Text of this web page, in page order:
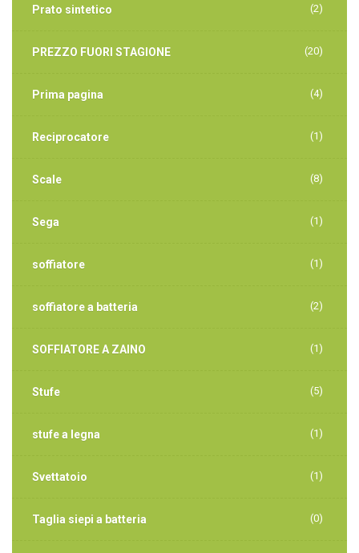
Prato sintetico (2)
PREZZO FUORI STAGIONE (20)
Prima pagina (4)
Reciprocatore (1)
Scale (8)
Sega (1)
soffiatore (1)
soffiatore a batteria (2)
SOFFIATORE A ZAINO (1)
Stufe (5)
stufe a legna (1)
Svettatoio (1)
Taglia siepi a batteria (0)